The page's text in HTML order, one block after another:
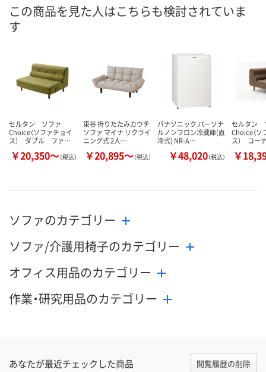
この商品を見た人はこちらも検討されていま
す
セルタン ソファ
Choice（ソファチョイ
ス） ダブル ファ…
￥20,350～（税込）
東谷 折りたたみカウチ
ソファ マイナ リクライ
ニング式 2人…
￥20,895～（税込）
パナソニック パーソナ
ルノンフロン冷蔵庫(直
冷式) NR-A…
￥48,020（税込）
セルタン
Choice（ソ
ス） コ
￥
ソファのカテゴリー
ソファ/介護用椅子のカテゴリー
オフィス用品のカテゴリー
作業・研究用品のカテゴリー
あなたが最近チェックした商品 閲覧履歴の削除